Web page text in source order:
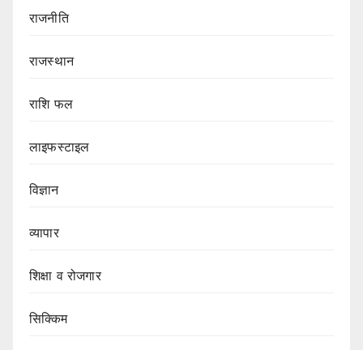
राजनीति
राजस्थान
राशि फल
लाइफस्टाइल
विज्ञान
व्यापार
शिक्षा व रोजगार
सिक्किम